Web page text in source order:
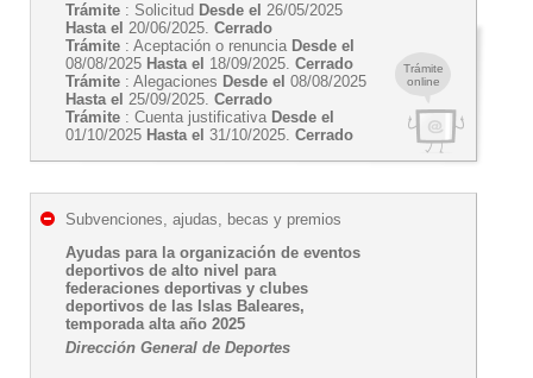
Trámite
online
Trámite : Solicitud Desde el 26/05/2025
Hasta el 20/06/2025. Cerrado
Trámite : Aceptación o renuncia Desde el
08/08/2025 Hasta el 18/09/2025. Cerrado
Trámite : Alegaciones Desde el 08/08/2025
Hasta el 25/09/2025. Cerrado
Trámite : Cuenta justificativa Desde el
01/10/2025 Hasta el 31/10/2025. Cerrado
Subvenciones, ajudas, becas y premios
Ayudas para la organización de eventos
deportivos de alto nivel para
federaciones deportivas y clubes
deportivos de las Islas Baleares,
temporada alta año 2025
Dirección General de Deportes